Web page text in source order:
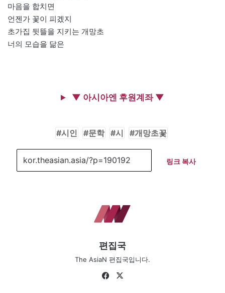
마음을 합치면
언젠가 꽃이 피겠지
초가집 뒷뜰을 지키는 개망초
너의 모습을 닮은
▼ 아시아엔 후원계좌 ▼
시인 문학 시 개망초꽃
링크 복사
편집국
The AsiaN 편집국입니다.
Fa